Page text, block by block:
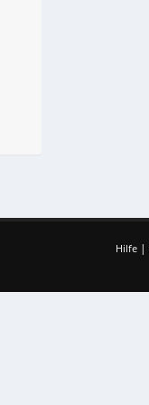
Hilfe |